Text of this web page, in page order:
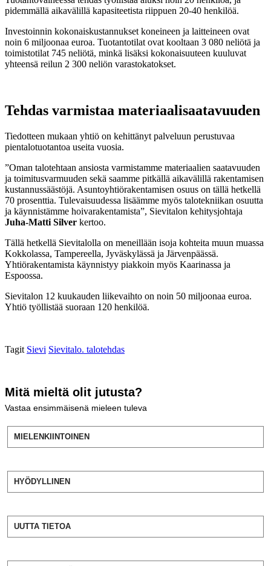
pidemmällä aikavälillä kapasiteetista riippuen 20-40 henkilöä.
Investoinnin kokonaiskustannukset koneineen ja laitteineen ovat
noin 6 miljoonaa euroa. Tuotantotilat ovat kooltaan 3 080 neliötä ja
toimistotilat 745 neliötä, minkä lisäksi kokonaisuuteen kuuluvat
yhteensä reilun 2 300 neliön varastokatokset.
Tehdas varmistaa materiaalisaatavuuden
Tiedotteen mukaan yhtiö on kehittänyt palveluun perustuvaa
pientalotuotantoa useita vuosia.
”Oman talotehtaan ansiosta varmistamme materiaalien saatavuuden
ja toimitusvarmuuden sekä saamme pitkällä aikavälillä rakentamisen
kustannussäästöjä. Asuntoyhtiörakentamisen osuus on tällä hetkellä
70 prosenttia. Tulevaisuudessa lisäämme myös talotekniikan osuutta
ja käynnistämme hoivarakentamista”, Sievitalon kehitysjohtaja
Juha-Matti Silver kertoo.
Tällä hetkellä Sievitalolla on meneillään isoja kohteita muun muassa
Kokkolassa, Tampereella, Jyväskylässä ja Järvenpäässä.
Yhtiörakentamista käynnistyy piakkoin myös Kaarinassa ja
Espoossa.
Sievitalon 12 kuukauden liikevaihto on noin 50 miljoonaa euroa.
Yhtiö työllistää suoraan 120 henkilöä.
Tagit Sievi Sievitalo. talotehdas
Mitä mieltä olit jutusta?
Vastaa ensimmäisenä mieleen tuleva
MIELENKIINTOINEN
HYÖDYLLINEN
UUTTA TIETOA